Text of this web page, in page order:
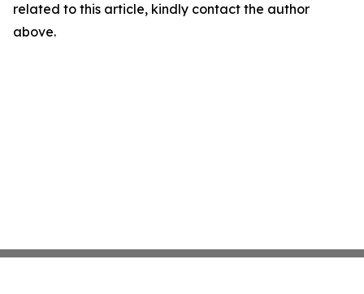
related to this article, kindly contact the author
above.